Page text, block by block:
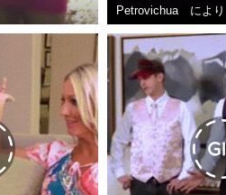
Petrovichuaにより